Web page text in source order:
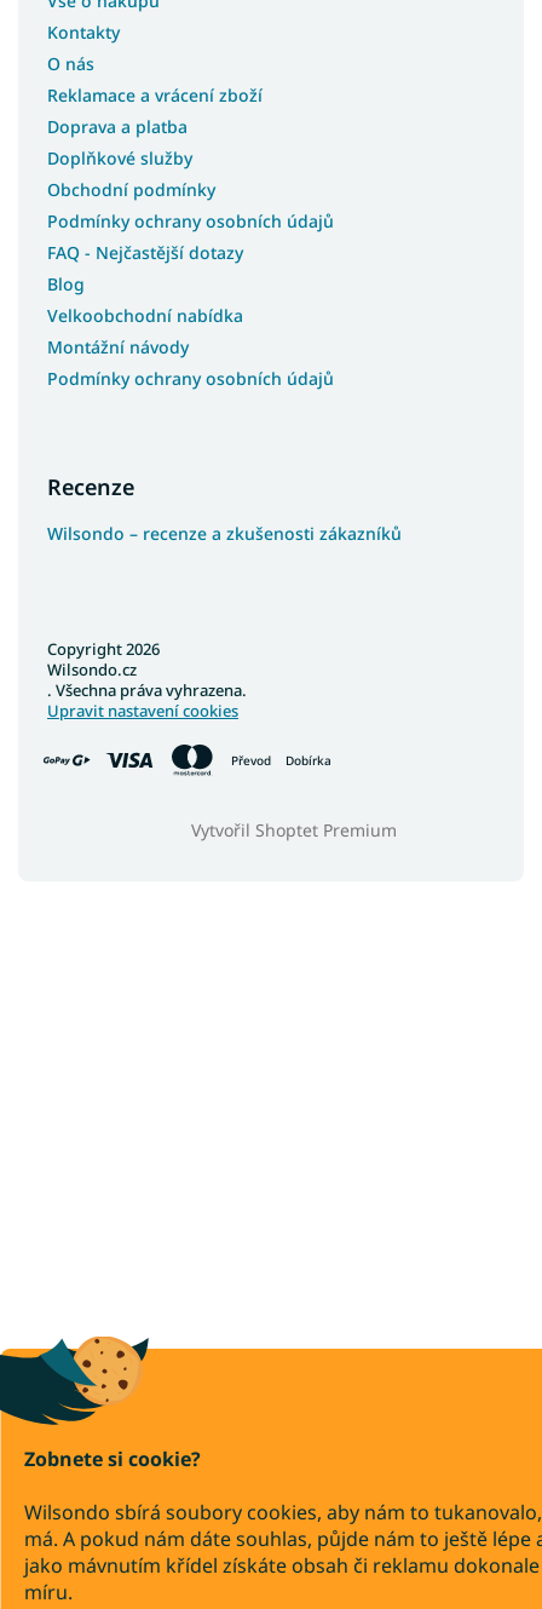
Zobnete si cookie?
Wilsondo sbírá soubory cookies, aby nám to
má. A pokud nám dáte souhlas, půjde nám to ještě lépe
jako mávnutím křídel získáte obsah či reklamu
míru.
Kontakty
O nás
Reklamace a vrácení zboží
Doprava a platba
Doplňkové služby
Obchodní podmínky
Podmínky ochrany osobních údajů
FAQ - Nejčastější dotazy
Blog
Velkoobchodní nabídka
Montážní návody
Podmínky ochrany osobních údajů
Recenze
Wilsondo – recenze a zkušenosti zákazníků
Převod Dobírka
Vytvořil Shoptet Premium
Copyright 2026
Wilsondo.cz
. Všechna práva vyhrazena.
Upravit nastavení cookies